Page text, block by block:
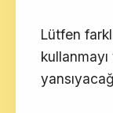
Lütfen